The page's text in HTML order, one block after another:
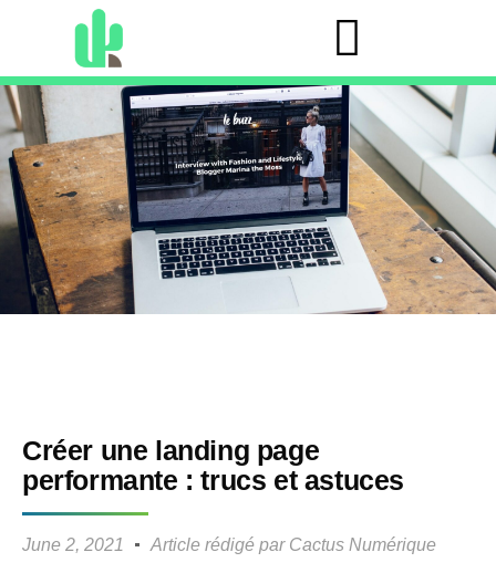
Créer une landing page
performante : trucs et astuces
June 2, 2021 Article rédigé par Cactus Numérique